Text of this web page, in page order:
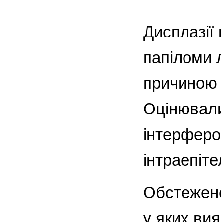
папіломи
причиною
у яких